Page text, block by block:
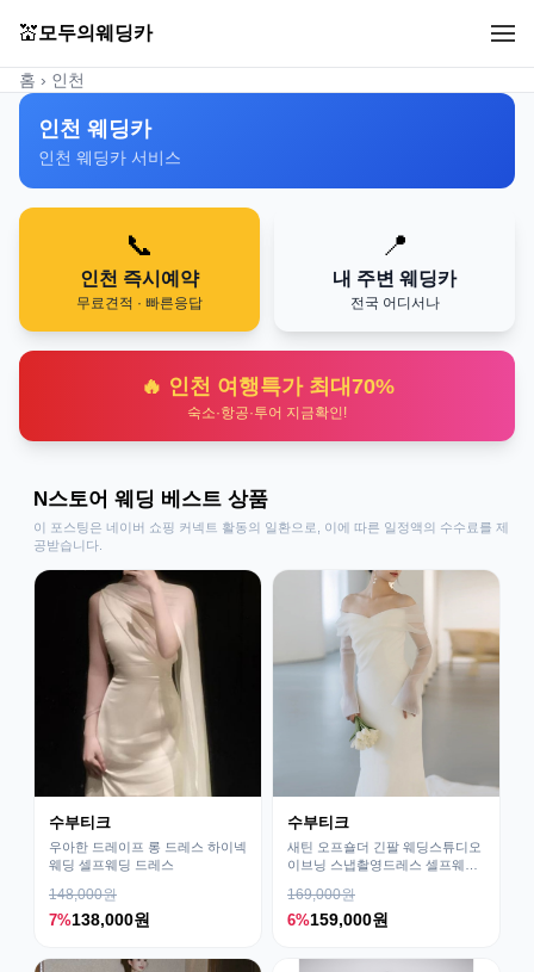
💒모두의웨딩카
홈 › 인천
인천 웨딩카
인천 웨딩카 서비스
📞
인천 즉시예약
무료견적 · 빠른응답
📍
내 주변 웨딩카
전국 어디서나
🔥 인천 여행특가 최대70%
숙소·항공·투어 지금확인!
N스토어 웨딩 베스트 상품
이 포스팅은 네이버 쇼핑 커넥트 활동의 일환으로, 이에 따른 일정액의 수수료를 제
공받습니다.
수부티크
우아한 드레이프 롱 드레스 하이넥
웨딩 셀프웨딩 드레스
148,000원
7%138,000원
수부티크
새틴 오프숄더 긴팔 웨딩스튜디오
이브닝 스냅촬영드레스 셀프웨딩
169,000원
6%159,000원